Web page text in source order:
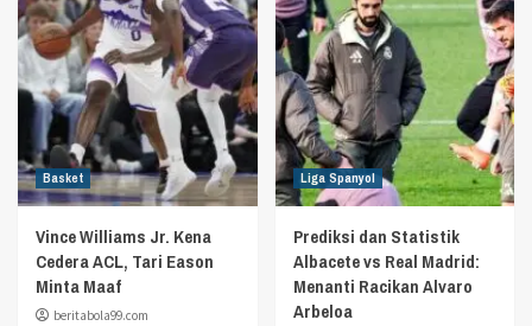
Basket
Vince Williams Jr. Kena
Cedera ACL, Tari Eason
Minta Maaf
beritabola99.com
Liga Spanyol
Prediksi dan Statistik
Albacete vs Real Madrid:
Menanti Racikan Alvaro
Arbeloa